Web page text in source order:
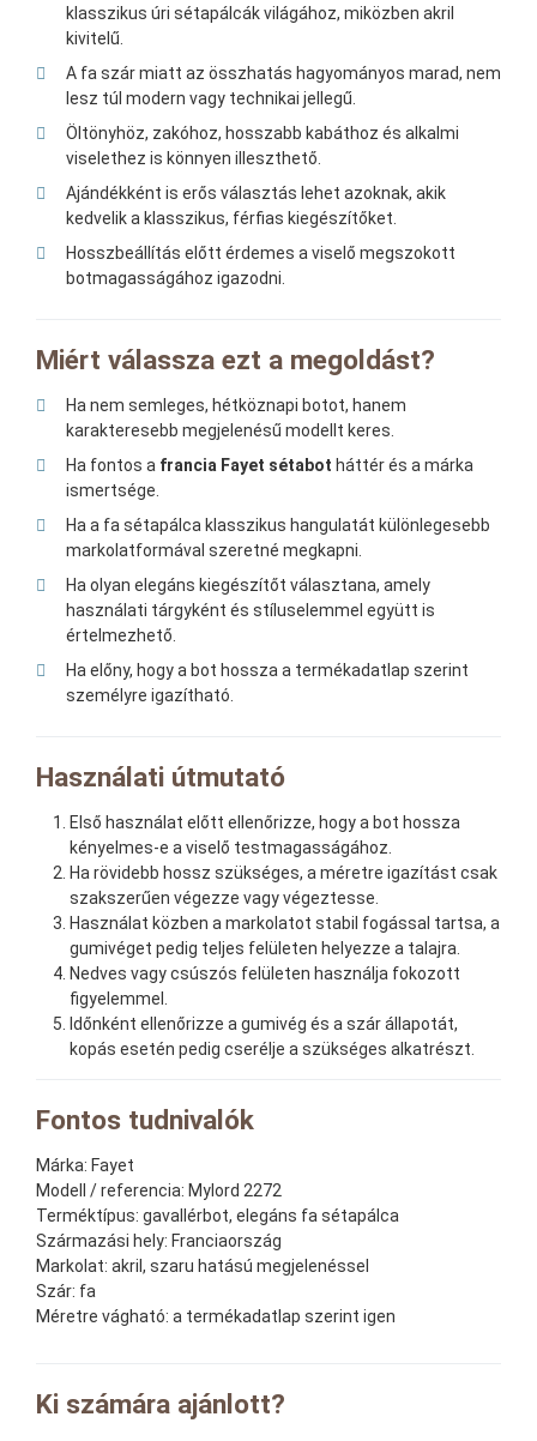
klasszikus úri sétapálcák világához, miközben akril
kivitelű.
A fa szár miatt az összhatás hagyományos marad, nem
lesz túl modern vagy technikai jellegű.
Öltönyhöz, zakóhoz, hosszabb kabáthoz és alkalmi
viselethez is könnyen illeszthető.
Ajándékként is erős választás lehet azoknak, akik
kedvelik a klasszikus, férfias kiegészítőket.
Hosszbeállítás előtt érdemes a viselő megszokott
botmagasságához igazodni.
Miért válassza ezt a megoldást?
Ha nem semleges, hétköznapi botot, hanem
karakteresebb megjelenésű modellt keres.
Ha fontos a francia Fayet sétabot háttér és a márka
ismertsége.
Ha a fa sétapálca klasszikus hangulatát különlegesebb
markolatformával szeretné megkapni.
Ha olyan elegáns kiegészítőt választana, amely
használati tárgyként és stíluselemmel együtt is
értelmezhető.
Ha előny, hogy a bot hossza a termékadatlap szerint
személyre igazítható.
Használati útmutató
Első használat előtt ellenőrizze, hogy a bot hossza
kényelmes-e a viselő testmagasságához.
Ha rövidebb hossz szükséges, a méretre igazítást csak
szakszerűen végezze vagy végeztesse.
Használat közben a markolatot stabil fogással tartsa, a
gumivéget pedig teljes felületen helyezze a talajra.
Nedves vagy csúszós felületen használja fokozott
figyelemmel.
Időnként ellenőrizze a gumivég és a szár állapotát,
kopás esetén pedig cserélje a szükséges alkatrészt.
Fontos tudnivalók
Márka: Fayet
Modell / referencia: Mylord 2272
Terméktípus: gavallérbot, elegáns fa sétapálca
Származási hely: Franciaország
Markolat: akril, szaru hatású megjelenéssel
Szár: fa
Méretre vágható: a termékadatlap szerint igen
Ki számára ajánlott?